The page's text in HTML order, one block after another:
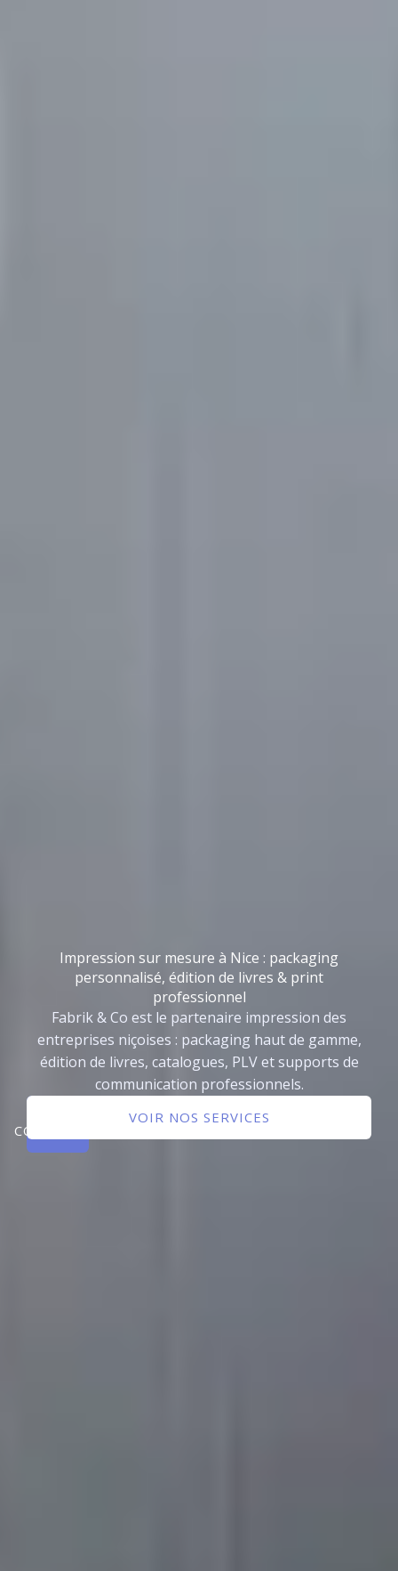
Impression sur mesure à Nice : packaging
personnalisé, édition de livres & print
professionnel
Fabrik & Co est le partenaire impression des
entreprises niçoises : packaging haut de gamme,
édition de livres, catalogues, PLV et supports de
communication professionnels.
CONTACTER
VOIR NOS SERVICES